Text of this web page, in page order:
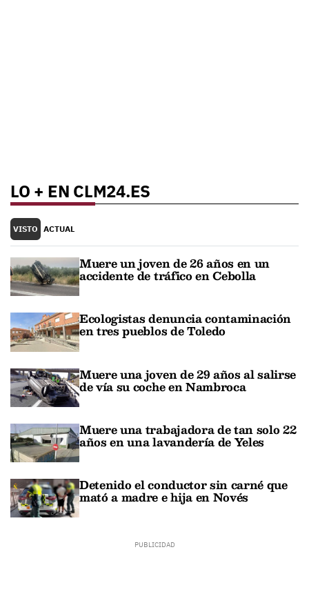
LO + EN CLM24.ES
VISTO ACTUAL
Muere un joven de 26 años en un
accidente de tráfico en Cebolla
Ecologistas denuncia contaminación
en tres pueblos de Toledo
Muere una joven de 29 años al salirse
de vía su coche en Nambroca
Muere una trabajadora de tan solo 22
años en una lavandería de Yeles
Detenido el conductor sin carné que
mató a madre e hija en Novés